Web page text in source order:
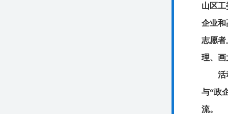
山区
企业和
志愿者
理、画
活
与“政
流。